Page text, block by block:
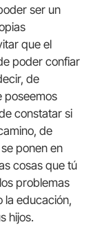
ser un
que el
poder confiar
de
poseemos
constatar si
de
ponen en
cosas que tú
problemas
la educación,
hijos.